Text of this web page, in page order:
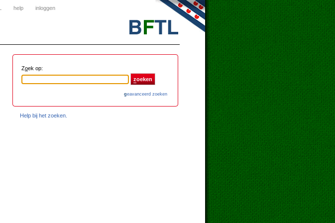
help inloggen
Zoek op:
zoeken
geavanceerd zoeken
Help bij het zoeken.